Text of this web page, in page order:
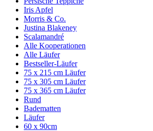
Iris Apfel
Morris & Co.
Justina Blakeney
Scalamandré
Alle Kooperationen
Alle Läufer
Bestseller-Läufer
75 x 215 cm Läufer
75 x 305 cm Läufer
75 x 365 cm Läufer
Rund
Badematten
Läufer
60 x 90cm